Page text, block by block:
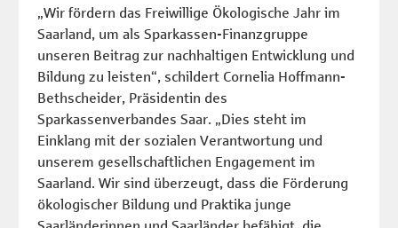
„Wir fördern das Freiwillige Ökologische Jahr im
Saarland, um als Sparkassen-Finanzgruppe
unseren Beitrag zur nachhaltigen Entwicklung und
Bildung zu leisten“, schildert Cornelia Hoffmann-
Bethscheider, Präsidentin des
Sparkassenverbandes Saar. „Dies steht im
Einklang mit der sozialen Verantwortung und
unserem gesellschaftlichen Engagement im
Saarland. Wir sind überzeugt, dass die Förderung
ökologischer Bildung und Praktika junge